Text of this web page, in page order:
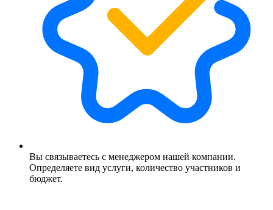
Вы связываетесь с менеджером нашей компании.
Определяете вид услуги, количество участников и
бюджет.